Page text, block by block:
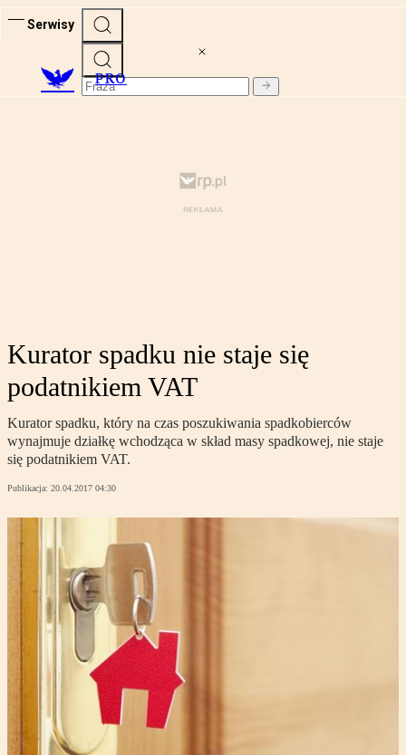
Serwisy
PRO
Kurator spadku nie staje się
podatnikiem VAT
Kurator spadku, który na czas poszukiwania spadkobierców
wynajmuje działkę wchodząca w skład masy spadkowej, nie staje
się podatnikiem VAT.
Publikacja: 20.04.2017 04:30